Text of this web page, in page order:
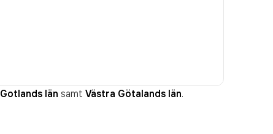
Gotlands län samt Västra Götalands län.